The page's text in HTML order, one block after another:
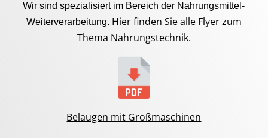
Wir sind spezialisiert im Bereich der Nahrungsmittel-
Weiterverarbeitung. Hier finden Sie alle Flyer zum
Thema Nahrungstechnik.
Belaugen mit Großmaschinen